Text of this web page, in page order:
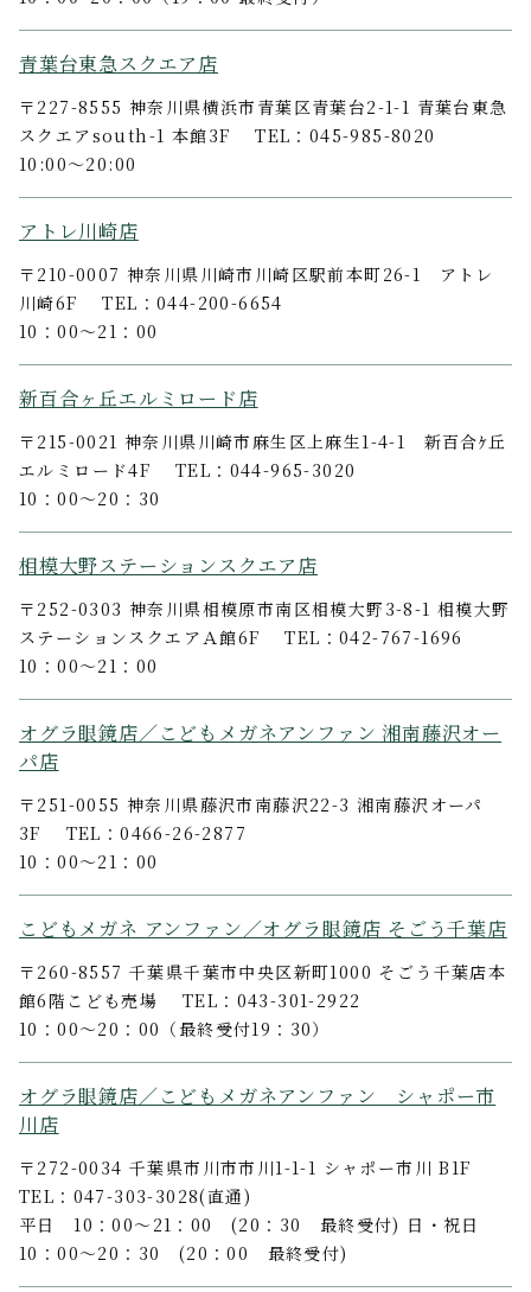
青葉台東急スクエア店
〒227-8555 神奈川県横浜市青葉区青葉台2-1-1 青葉台東急
スクエアsouth-1 本館3F TEL：045-985-8020
10:00～20:00
アトレ川崎店
〒210-0007 神奈川県川崎市川崎区駅前本町26-1 アトレ
川崎6F TEL：044-200-6654
10：00～21：00
新百合ヶ丘エルミロード店
〒215-0021 神奈川県川崎市麻生区上麻生1-4-1 新百合ｹ丘
エルミロード4F TEL：044-965-3020
10：00～20：30
相模大野ステーションスクエア店
〒252-0303 神奈川県相模原市南区相模大野3-8-1 相模大野
ステーションスクエアＡ館6F TEL：042-767-1696
10：00～21：00
オグラ眼鏡店／こどもメガネアンファン 湘南藤沢オー
パ店
〒251-0055 神奈川県藤沢市南藤沢22-3 湘南藤沢オーパ
3F TEL：0466-26-2877
10：00～21：00
こどもメガネ アンファン／オグラ眼鏡店 そごう千葉店
〒260-8557 千葉県千葉市中央区新町1000 そごう千葉店本
館6階こども売場 TEL：043-301-2922
10：00～20：00（最終受付19：30）
オグラ眼鏡店／こどもメガネアンファン シャポー市
川店
〒272-0034 千葉県市川市市川1-1-1 シャポー市川 B1F
TEL：047-303-3028(直通)
平日 10：00～21：00 (20：30 最終受付) 日・祝日
10：00～20：30 (20：00 最終受付)